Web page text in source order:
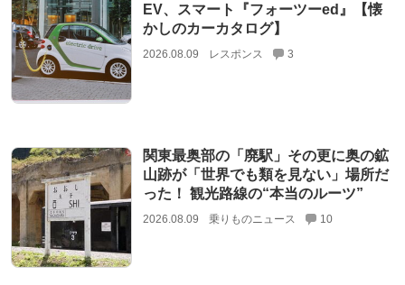
EV、スマート『フォーツーed』【懐
かしのカーカタログ】
2026.08.09 レスポンス 3
関東最奥部の「廃駅」その更に奥の鉱
山跡が「世界でも類を見ない」場所だ
った！ 観光路線の“本当のルーツ”
2026.08.09 乗りものニュース 10